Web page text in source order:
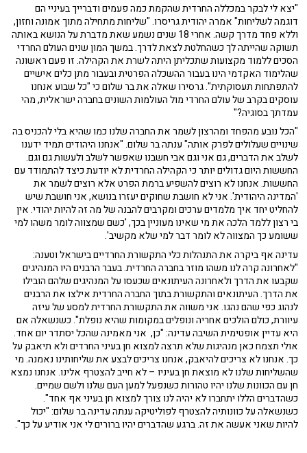
"יצא לי לבקר במכללה החרדית שהקמת כמה פעמים ודברייך בעיניי הם
דוגמה לשליחות" אמרה יהודית גריסרו. "שליחות מתחילה מתוך אמונה וחזון,
וללא פחד מדרך קשה. אחרי 18 שנים נשמע שאת מדברת על הנושא באותה
תשוקה שהייתה לך כשהחלטת לצאת לדרך. במשך המון שנים העולם החרדי
הסכים ללמוד מקצועות שתכליתן היתה לשרת את הקהילה. זו פעם ראשונה
שהלימוד האקדמי הינו בעבור ההשכלה הפרטית ובעבור מתן כלים אישיים
להתפתחות תעסוקתית". גרסירו שאלה את בר שלום כי "כל שבוע אנחנו
עוסקים בקרב של עולם החרדי מול העולמות השונים בחברה ישראלית, מהי
עמדתך בסוגיה?"
"הכל נובע מהפחד ומהרצון לשמר את החברה שלנו כמו שהיא בלי להכניס בה
שינויים שעלולים לפרק אותה" ענתה בר שלום. "אנחנו היהודים תמיד ידענו
לשלב את הדברים, גם אני וגם אבי חשבנו שאפשר לשלב ולעשות גם וגם.
החששות היום גדולים יותר כי הקהילה החרדית לא יודעת כיצד להתמודד עם
החששות. אנחנו לא רוצים להשפיע ברמת הפרט אלא רוצים לשמר את
'המדינה היהודית'. אני לא חושבת שחוקים יעזרו בנושא, אני חושבת שיש
להחליט יחד איך מלמדים ערכים ומקרבים להבנה של מה זה להיות יהודי. אין
בי רצון ללמד הלכה את מי שאינו מעוניין בכך, 'כשם שמצווה לומר משהו למי
ששומע כך המצווה לא לומר דבר למי שלא מקשיב'.
עדינה אף ביקרה את התנהלות כלי התקשורת החרדיים בישראל וטענה:
"לאחרונה קרה לנו משהו מוזר בחברה החרדית. בעבר הרבנים היו המנהיגים
שקבעו את הדרך ולאחרונה העיתונאים שכעסו על המנהיגים שלהם הובילו
את הדרך. העיתונאים והתקשורת בתוך החברה החרדית אילצו את הרבנים
לנהוג כפי שהם נהגו. אני משווה את התקשורת החרדית למסע של עיזה
עיוורת, כולם הולכים אחריה ונופלים במקומות שהיא נופלת". כשנשאלה אם
היא עדיין אופטימית השיבה עדינה: "כן, אני מאמינה שהכל יסתדר יום אחד.
אולי תצמח כאן מנהיגות שלא תרצה למצוא חן בעיני החרדים ולא תיאבק על
כך. אנחנו לא צריכים להיאבק, אנחנו צריכים לבצע את שליחותינו נאמנה. מי
שהשליחות שלנו לא מוצאת חן בעיניו – לא חייב להצטרף אלינו. אנחנו נמצא
חן עם הכוונות שלנו יהיו טהורות כשנפעל למען העם שלנו ולשם שמיים.
כשהדברים הללו יתחברו לא יהיה לנו צורך למצוא חן בעיני אף אחד".
כשנשאלה על כוונותיה להצטרף לפוליטיקה ענתה עדינה בר שלום: "יכול
להיות שאני אעשה את זה. ברגע שהדברים יהיו ברורים לי אני אודיע על כך".